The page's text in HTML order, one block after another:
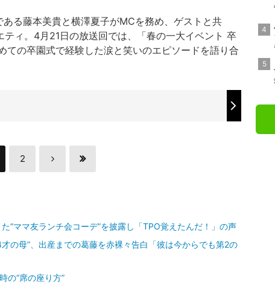
る藤本美貴と横澤夏子がMCを務め、ゲストと共
ティ。4月21日の放送回では、「春の一大イベント 卒
ての卒園式で経験した涙と笑いのエピソードを語り合
2
“ママ友ランチ会コーデ”を披露し「TPO覚えたんだ！」の声
の母”、出産までの葛藤を赤裸々告白「彼は今からでも第2の
の“席の座り方”